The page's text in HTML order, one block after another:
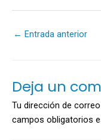
← Entrada anterior
Deja un
Tu dirección de
campos obligatorios